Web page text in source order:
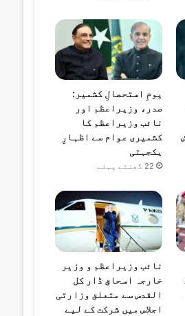
یومِ استحصالِ کشمیر:
صدر، وزیراعظم اور
نائب وزیراعظم کا
کشمیری عوام سے اظہارِ
یکجہتی
22 گھنٹے پہلے
نائب وزیراعظم و وزیر
خارجہ اسحاق ڈار کل
القدس سے متعلق وزارتی
اجلاس میں شرکت کے لیے